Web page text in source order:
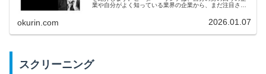
業や自分がよく知っている業界の企業から、まだ注目され
ような優良企業をPERが低いタイミングで購入し、成長ス
トーリーが崩れたタイミングで売却するのが彼の投資法で
okurin.com 2026.01.07
スクリーニング